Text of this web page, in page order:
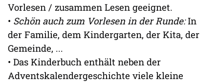
Vorlesen / zusammen Lesen geeignet.
• Schön auch zum Vorlesen in der Runde:In
der Familie, dem Kindergarten, der Kita, der
Gemeinde, ...
• Das Kinderbuch enthält neben der
Adventskalendergeschichte viele kleine